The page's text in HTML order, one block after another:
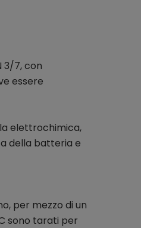
3/7, con
essere
elettrochimica,
della batteria e
per mezzo di un
sono tarati per